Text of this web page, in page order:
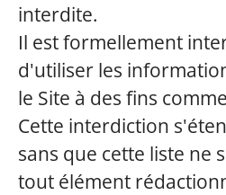
interdite.
Il est formellement
d'utiliser les
le Site à des fins
Cette interdiction
sans que cette liste ne
tout élément